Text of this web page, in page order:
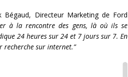
Directeur Marketing de Ford
à la rencontre des gens, là où ils se
24 heures sur 24 et 7 jours sur 7.En
recherche sur internet.”